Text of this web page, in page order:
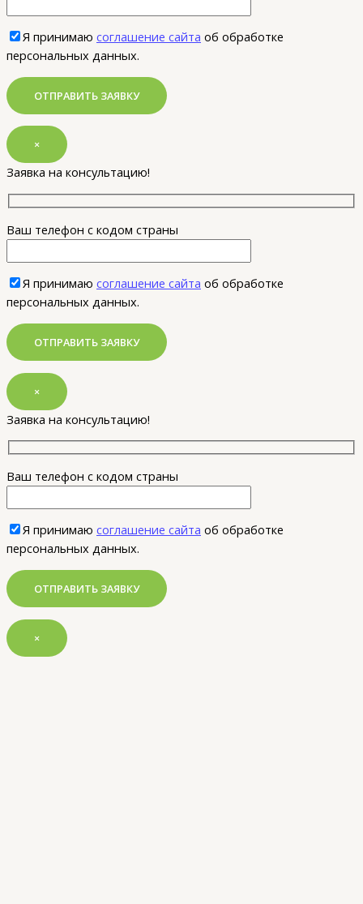
Я принимаю соглашение сайта об обработке
персональных данных.
×
Заявка на консультацию!
Ваш телефон с кодом страны
Я принимаю соглашение сайта об обработке
персональных данных.
×
Заявка на консультацию!
Ваш телефон с кодом страны
Я принимаю соглашение сайта об обработке
персональных данных.
×